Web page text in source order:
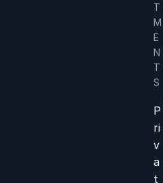
T
M
E
N
T
S
P
ri
v
a
t